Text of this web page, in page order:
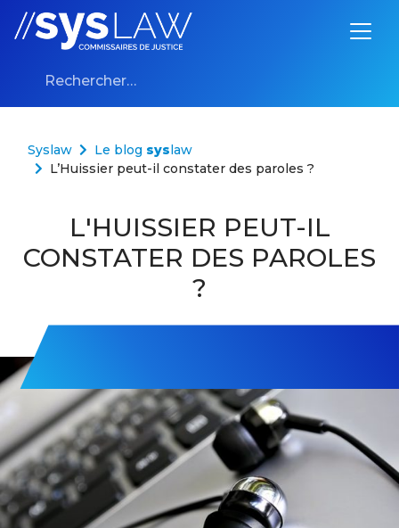
Aller au contenu
Rechercher :
Syslaw Le blog sys law
L’Huissier peut-il constater des paroles ?
L'HUISSIER PEUT-IL
CONSTATER DES PAROLES
?